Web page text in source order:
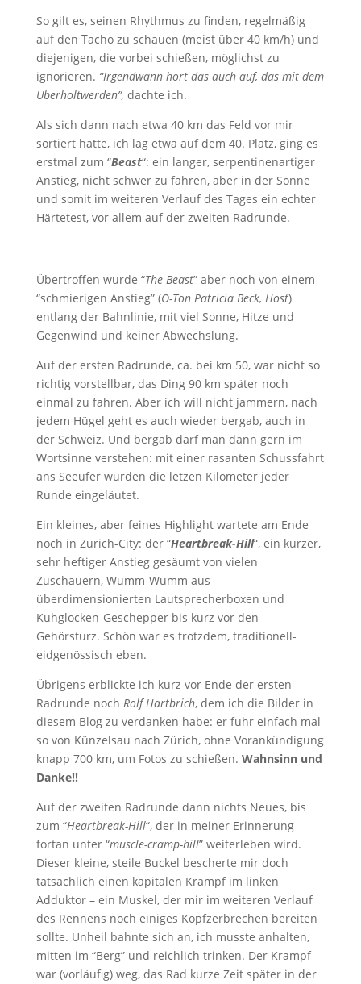
So gilt es, seinen Rhythmus zu finden, regelmäßig
auf den Tacho zu schauen (meist über 40 km/h) und
diejenigen, die vorbei schießen, möglichst zu
ignorieren. “Irgendwann hört das auch auf, das mit dem
Überholtwerden”, dachte ich.
Als sich dann nach etwa 40 km das Feld vor mir
sortiert hatte, ich lag etwa auf dem 40. Platz, ging es
erstmal zum “Beast“: ein langer, serpentinenartiger
Anstieg, nicht schwer zu fahren, aber in der Sonne
und somit im weiteren Verlauf des Tages ein echter
Härtetest, vor allem auf der zweiten Radrunde.
Übertroffen wurde “The Beast” aber noch von einem
“schmierigen Anstieg” (O-Ton Patricia Beck, Host)
entlang der Bahnlinie, mit viel Sonne, Hitze und
Gegenwind und keiner Abwechslung.
Auf der ersten Radrunde, ca. bei km 50, war nicht so
richtig vorstellbar, das Ding 90 km später noch
einmal zu fahren. Aber ich will nicht jammern, nach
jedem Hügel geht es auch wieder bergab, auch in
der Schweiz. Und bergab darf man dann gern im
Wortsinne verstehen: mit einer rasanten Schussfahrt
ans Seeufer wurden die letzen Kilometer jeder
Runde eingeläutet.
Ein kleines, aber feines Highlight wartete am Ende
noch in Zürich-City: der “Heartbreak-Hill“, ein kurzer,
sehr heftiger Anstieg gesäumt von vielen
Zuschauern, Wumm-Wumm aus
überdimensionierten Lautsprecherboxen und
Kuhglocken-Geschepper bis kurz vor den
Gehörsturz. Schön war es trotzdem, traditionell-
eidgenössisch eben.
Übrigens erblickte ich kurz vor Ende der ersten
Radrunde noch Rolf Hartbrich, dem ich die Bilder in
diesem Blog zu verdanken habe: er fuhr einfach mal
so von Künzelsau nach Zürich, ohne Vorankündigung
knapp 700 km, um Fotos zu schießen. Wahnsinn und
Danke!!
Auf der zweiten Radrunde dann nichts Neues, bis
zum “Heartbreak-Hill“, der in meiner Erinnerung
fortan unter “muscle-cramp-hill” weiterleben wird.
Dieser kleine, steile Buckel bescherte mir doch
tatsächlich einen kapitalen Krampf im linken
Adduktor – ein Muskel, der mir im weiteren Verlauf
des Rennens noch einiges Kopfzerbrechen bereiten
sollte. Unheil bahnte sich an, ich musste anhalten,
mitten im “Berg” und reichlich trinken. Der Krampf
war (vorläufig) weg, das Rad kurze Zeit später in der